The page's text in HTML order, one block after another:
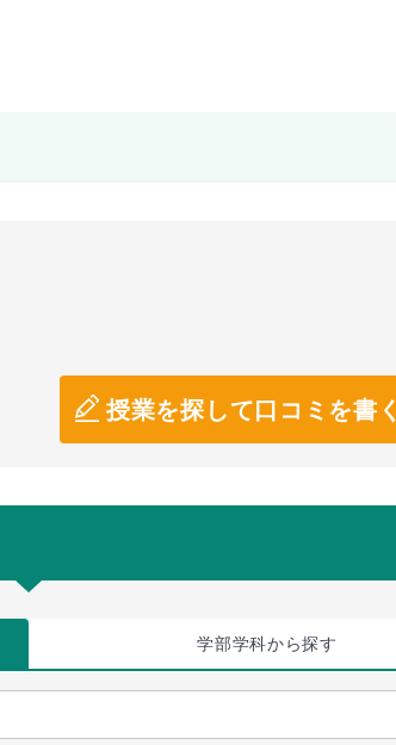
授業を探して口コミを書く
学部学科から探す